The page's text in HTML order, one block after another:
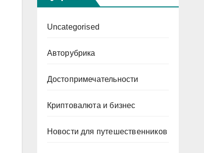
Uncategorised
Авторубрика
Достопримечательности
Криптовалюта и бизнес
Новости для путешественников